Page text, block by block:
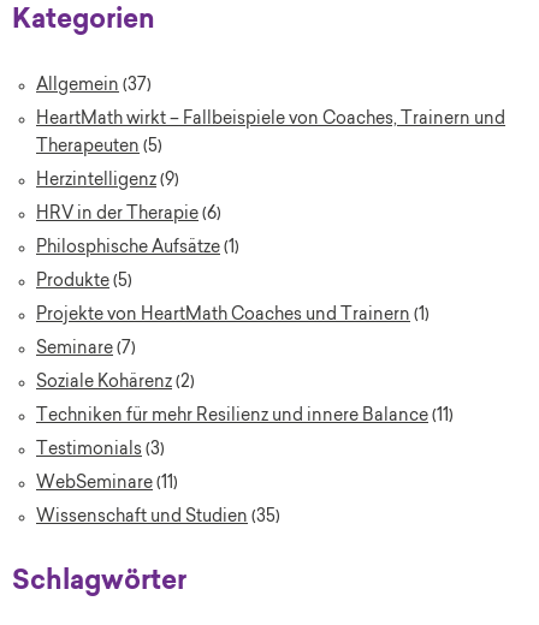
Kategorien
Allgemein (37)
HeartMath wirkt – Fallbeispiele von Coaches, Trainern und
Therapeuten (5)
Herzintelligenz (9)
HRV in der Therapie (6)
Philosphische Aufsätze (1)
Produkte (5)
Projekte von HeartMath Coaches und Trainern (1)
Seminare (7)
Soziale Kohärenz (2)
Techniken für mehr Resilienz und innere Balance (11)
Testimonials (3)
WebSeminare (11)
Wissenschaft und Studien (35)
Schlagwörter